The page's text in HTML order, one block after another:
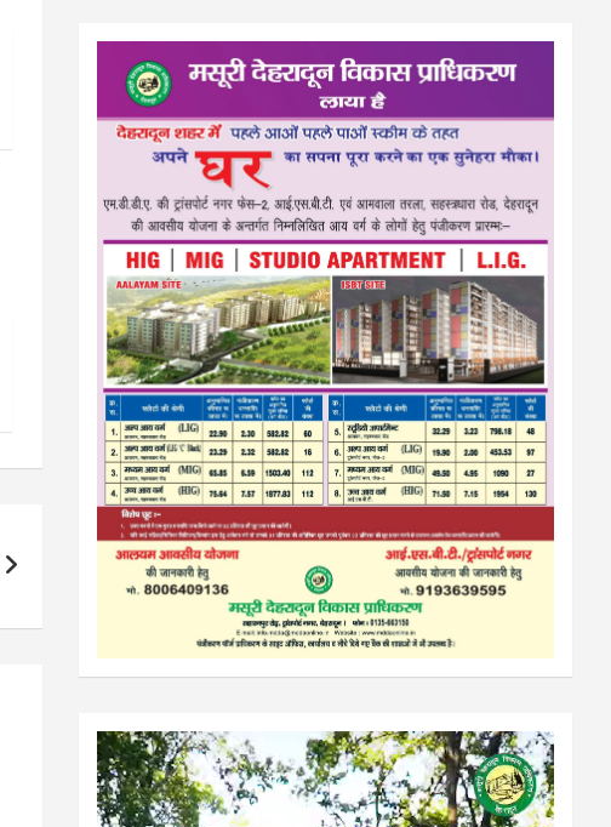
Video
Player